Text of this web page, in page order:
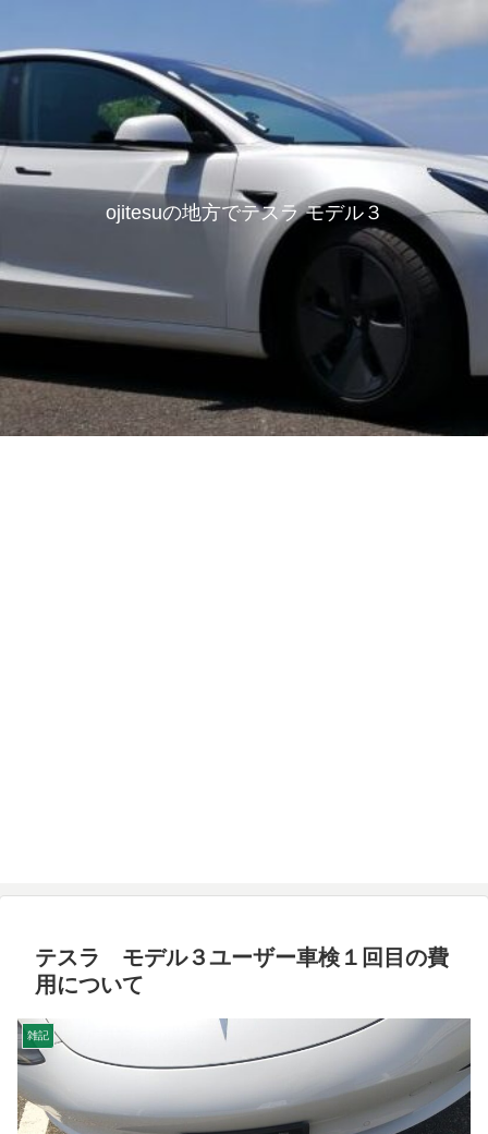
ojitesuの地方でテスラ モデル３
テスラ モデル３ユーザー車検１回目の費
用について
雑記